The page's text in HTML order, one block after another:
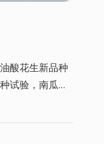
植基础上，就
、功能性食品
酸花生新品种
试验，南瓜和